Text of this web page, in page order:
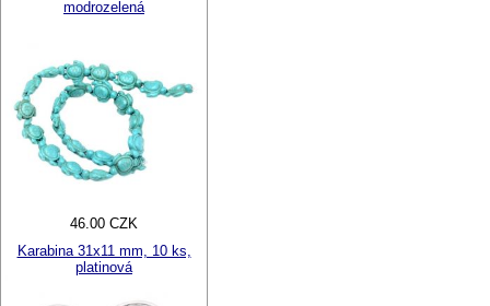
modrozelená
46.00 CZK
Karabina 31x11 mm, 10 ks,
platinová